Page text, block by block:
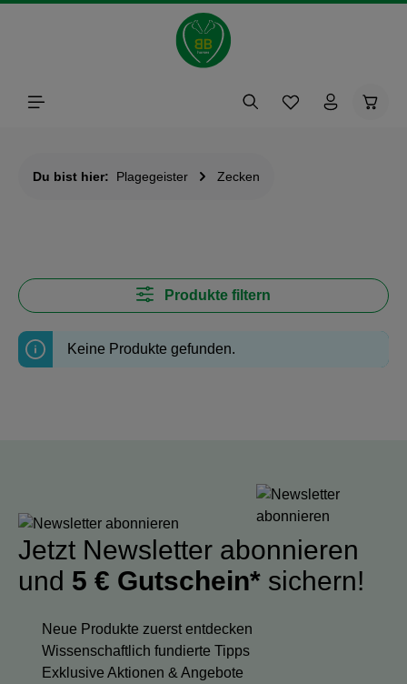
Du bist hier: Plagegeister Zecken
Produkte filtern
Keine Produkte gefunden.
Jetzt Newsletter abonnieren
und 5 € Gutschein* sichern!
Neue Produkte zuerst entdecken
Wissenschaftlich fundierte Tipps
Exklusive Aktionen & Angebote